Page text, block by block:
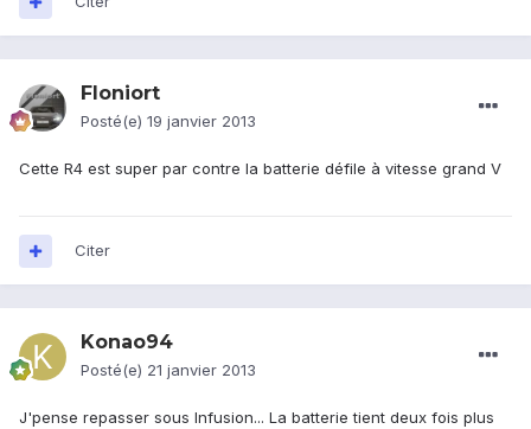
Floniort
Posté(e) 19 janvier 2013
Cette R4 est super par contre la batterie défile à vitesse grand V
Citer
Konao94
Posté(e) 21 janvier 2013
J'pense repasser sous Infusion... La batterie tient deux fois plus